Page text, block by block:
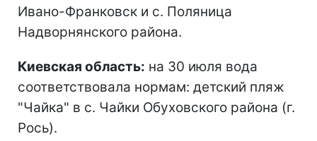
Ивано-Франковск и с. Поляница
Надворнянского района.
Киевская область: на 30 июля вода
соответствовала нормам: детский пляж
"Чайка" в с. Чайки Обуховского района (г.
Рось).